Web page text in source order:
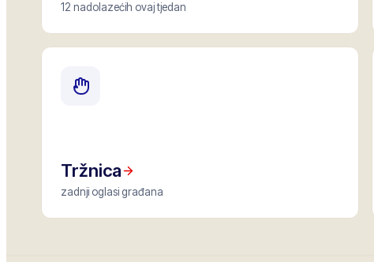
12 nadolazećih ovaj tjedan
Tržnica
zadnji oglasi građana